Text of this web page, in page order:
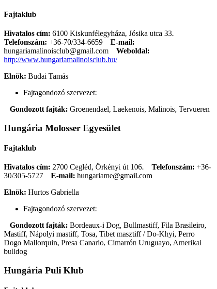
Fajtaklub
Hivatalos cím: 6100 Kiskunfélegyháza, Jósika utca 33.
Telefonszám: +36-70/334-6659
E-mail:
hungariamalinoisclub@gmail.com
Weboldal:
http://www.hungariamalinoisclub.hu/
Elnök: Budai Tamás
Fajtagondozó szervezet:
Gondozott fajták: Groenendael, Laekenois, Malinois, Tervueren
Hungária Molosser Egyesület
Fajtaklub
Hivatalos cím: 2700 Cegléd, Örkényi út 106. Telefonszám: +36-
30/305-5727
E-mail: hungariame@gmail.com
Elnök: Hurtos Gabriella
Fajtagondozó szervezet:
Gondozott fajták: Bordeaux-i Dog, Bullmastiff, Fila Brasileiro,
Mastiff, Nápolyi mastiff, Tosa, Tibet masztiff / Do-Khyi, Perro
Dogo Mallorquin, Presa Canario, Cimarrón Uruguayo, Amerikai
bulldog
Hungária Puli Klub